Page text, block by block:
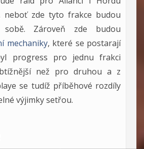
neboť zde tyto frakce budou
Zároveň zde budou
mechaniky, které se postarají
progress pro jednu frakci
než pro druhou a z
se tudíž příběhové rozdíly
výjimky setřou.